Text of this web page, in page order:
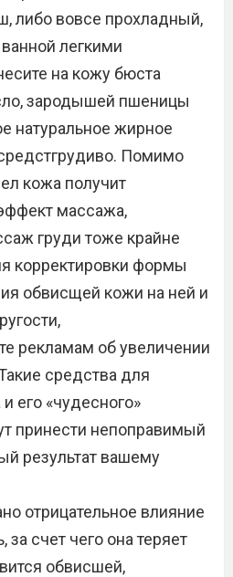
либо вовсе прохладный,
легкими
на кожу бюста
зародышей пшеницы
натуральное жирное
Помимо
кожа получит
массажа,
груди тоже крайне
корректировки формы
обвисщей кожи на ней и
рекламам об увеличении
средства для
его «чудесного»
принести непоправимый
результат вашему
отрицательное влияние
за счет чего она теряет
обвисшей,